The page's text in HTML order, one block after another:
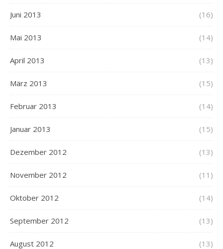
Juni 2013 (16)
Mai 2013 (14)
April 2013 (13)
März 2013 (15)
Februar 2013 (14)
Januar 2013 (15)
Dezember 2012 (13)
November 2012 (11)
Oktober 2012 (14)
September 2012 (13)
August 2012 (13)